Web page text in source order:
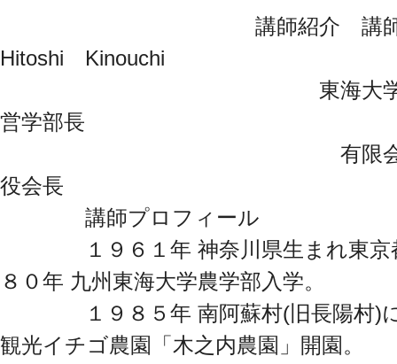
講師紹介 講師
Hitoshi Kinouchi
東海大学 熊本キャ
営学部長
有限会社 木之内
役会長
講師プロフィール
１９６１年 神奈川県生まれ東京都
８０年 九州東海大学農学部入学。
１９８５年 南阿蘇村(旧長陽村)に
観光イチゴ農園「木之内農園」開園。